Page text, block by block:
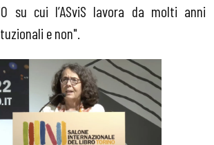
su cui l’ASviS lavora da molti anni
e non".